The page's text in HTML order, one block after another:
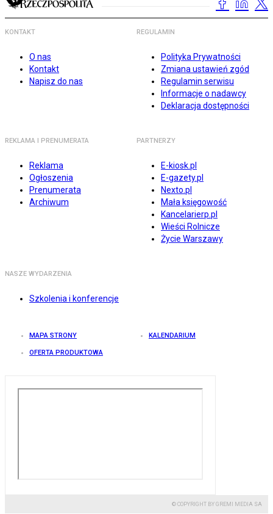
KONTAKT
O nas
Kontakt
Napisz do nas
REGULAMIN
Polityka Prywatności
Zmiana ustawień zgód
Regulamin serwisu
Informacje o nadawcy
Deklaracja dostępności
REKLAMA I PRENUMERATA
Reklama
Ogłoszenia
Prenumerata
Archiwum
PARTNERZY
E-kiosk.pl
E-gazety.pl
Nexto.pl
Mała księgowość
Kancelarierp.pl
Wieści Rolnicze
Życie Warszawy
NASZE WYDARZENIA
Szkolenia i konferencje
MAPA STRONY KALENDARIUM
OFERTA PRODUKTOWA
© COPYRIGHT BY GREMI MEDIA SA